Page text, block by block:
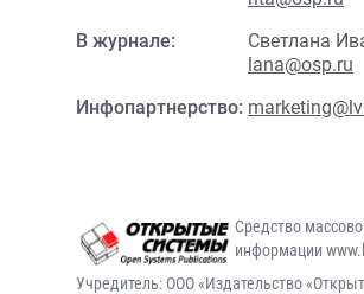
В журнале:
Светлана
lana@osp.ru
Инфопартнерство:
Средство
информации
Учредитель: ООО «Издательство